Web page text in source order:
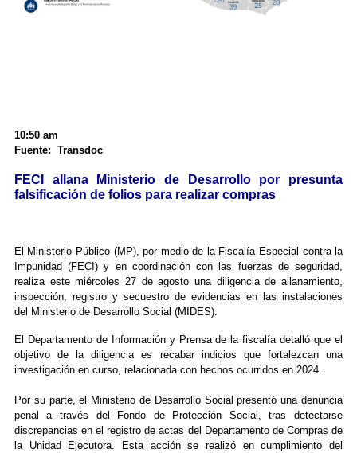
10:50 am
Fuente: Transdoc
FECI allana Ministerio de Desarrollo por presunta
falsificación de folios para realizar compras
El Ministerio Público (MP), por medio de la Fiscalía Especial contra la
Impunidad (FECI) y en coordinación con las fuerzas de seguridad,
realiza este miércoles 27 de agosto una diligencia de allanamiento,
inspección, registro y secuestro de evidencias en las instalaciones
del Ministerio de Desarrollo Social (MIDES).
El Departamento de Información y Prensa de la fiscalía detalló que el
objetivo de la diligencia es recabar indicios que fortalezcan una
investigación en curso, relacionada con hechos ocurridos en 2024.
Por su parte, el Ministerio de Desarrollo Social presentó una denuncia
penal a través del Fondo de Protección Social, tras detectarse
discrepancias en el registro de actas del Departamento de Compras de
la Unidad Ejecutora. Esta acción se realizó en cumplimiento del